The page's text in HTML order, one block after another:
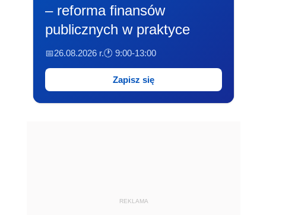
– reforma finansów
publicznych w praktyce
📅26.08.2026 r.🕐 9:00-13:00
Zapisz się
REKLAMA